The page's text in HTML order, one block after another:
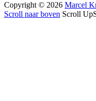
Copyright © 2026 Marcel
Scroll naar boven Scroll Up